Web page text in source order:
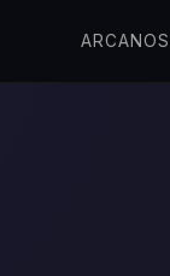
ARCANOS